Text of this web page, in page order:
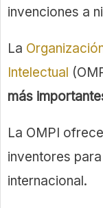
invenciones a
La
Intelectual
más
La OMPI
inventores
internacional.